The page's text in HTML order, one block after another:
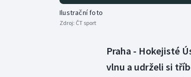
Ilustrační foto
Zdroj: ČT sport
Praha - Hokejisté
vlnu a udrželi si